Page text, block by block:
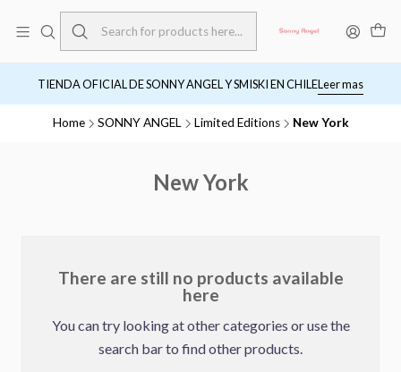
TIENDA OFICIAL DE SONNY ANGEL Y SMISKI EN CHILELeer mas
Home SONNY ANGEL Limited Editions New York
New York
There are still no products available
here
You can try looking at other categories or use the
search bar to find other products.